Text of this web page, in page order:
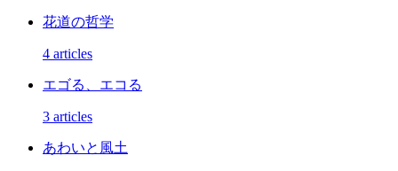
花道の哲学
4 articles
エゴる、エコる
3 articles
あわいと風土